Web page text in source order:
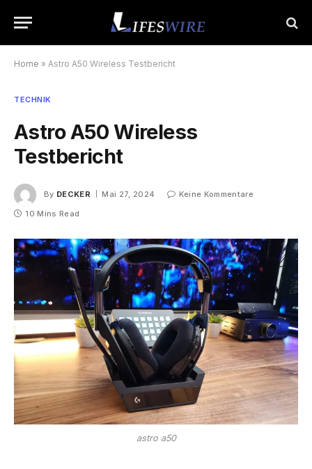
Home » Astro A50 Wireless Testbericht
TECHNIK
Astro A50 Wireless
Testbericht
By DECKER Mai 27, 2024
Keine Kommentare
10 Mins Read
astro a50